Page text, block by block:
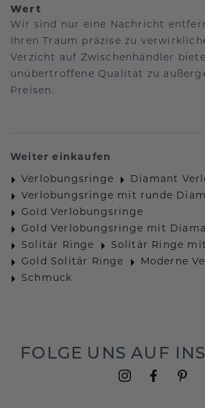
Wert
Wir sind nur eine Nachricht
Ihren Traum präzise zu
Verzicht auf Zwischenhändler
unübertroffene Qualität zu
Preisen.
Weiter einkaufen
Verlobungsringe
Diamant
Verlobungsringe mit runde
Gold Verlobungsringe
Gold Verlobungsringe mit
Solitär Ringe
Solitär Ringe
Gold Solitär Ringe
Moderne
Schmuck
FOLGE UNS AUF